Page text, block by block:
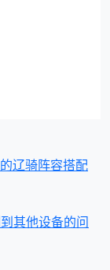
辽骑阵容搭配
其他设备的问